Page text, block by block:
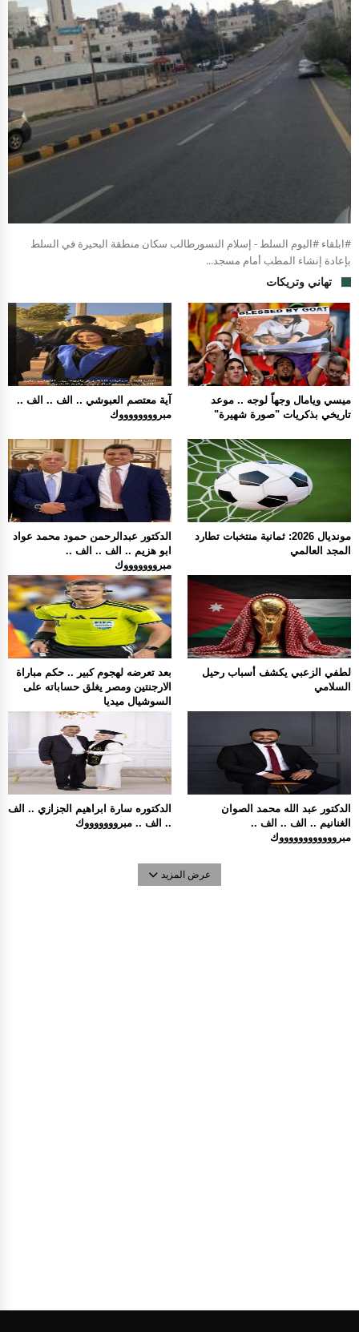
#ابلقاء #اليوم السلط - إسلام النسورطالب سكان منطقة البحيرة في السلط
بإعادة إنشاء المطب أمام مسجد...
تهاني وتريكات
آية معتصم العبوشي .. الف .. الف ..
مبرووووووووك
ميسي ويامال وجهاً لوجه .. موعد
تاريخي بذكريات "صورة شهيرة"
الدكتور عبدالرحمن حمود محمد عواد
ابو هزيم .. الف .. الف ..
مبروووووووك
مونديال 2026: ثمانية منتخبات تطارد
المجد العالمي
بعد تعرضه لهجوم كبير .. حكم مباراة
الارجنتين ومصر يغلق حساباته على
السوشيال ميديا
لطفي الزعبي يكشف أسباب رحيل
السلامي
الدكتوره سارة ابراهيم الجزازي .. الف
.. الف .. مبروووووووك
الدكتور عبد الله محمد الصوان
الغنانيم .. الف .. الف ..
مبرووووووووووووك
عرض المزيد